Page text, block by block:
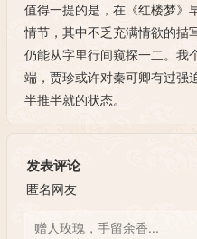
值得一提的是，在《红楼梦》
情节，其中不乏充满情欲的描
仍能从字里行间窥探一二。我
端，贾珍或许对秦可卿有过强
半推半就的状态。
发表评论
匿名网友